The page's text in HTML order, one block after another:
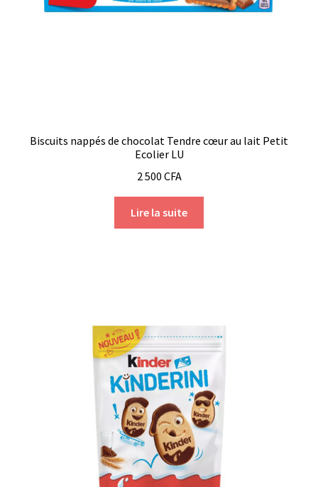
Biscuits nappés de chocolat Tendre cœur au lait Petit
Ecolier LU
2 500 CFA
Lire la suite